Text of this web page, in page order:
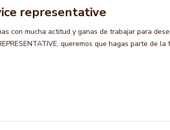
representative
con mucha actitud y ganas de trabajar para
queremos que hagas parte de